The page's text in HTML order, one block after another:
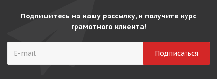
Подпишитесь на нашу рассылку, и получите курс
грамотного клиента!